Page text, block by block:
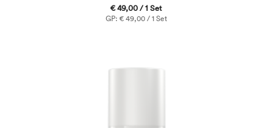
€ 49,00 / 1 Set
GP: € 49,00 / 1 Set